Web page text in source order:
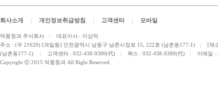
회사소개 개인정보취급방침 고객센터 모바일
덕풍청과 주식회사 |
대표이사 : 이상억
주소 : (우 21620) [과일동] 인천광역시 남동구 남촌시장로 15, 222호 (남촌동177-1)
|
[채
(남촌동177-1)
| 고객센터 : 032-438-9380(代) | 팩스 : 032-438-9389(代) | 이메일 :
Copyright ⓒ 2015 덕풍청과 All Right Reserved.